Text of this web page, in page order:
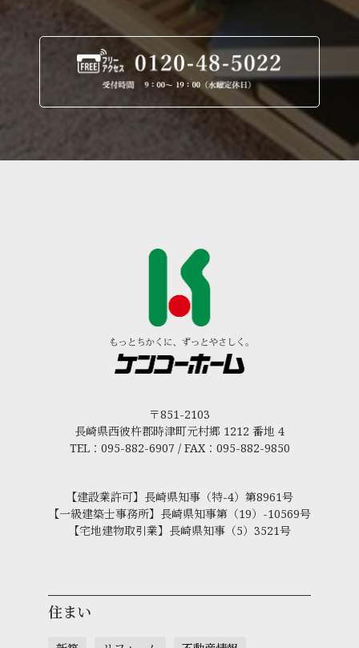
〒851-2103
長崎県西彼杵郡時津町元村郷 1212 番地 4
TEL：095-882-6907 / FAX：095-882-9850
【建設業許可】長崎県知事（特-4）第8961号
【一級建築士事務所】長崎県知事第（19）-10569号
【宅地建物取引業】長崎県知事（5）3521号
住まい